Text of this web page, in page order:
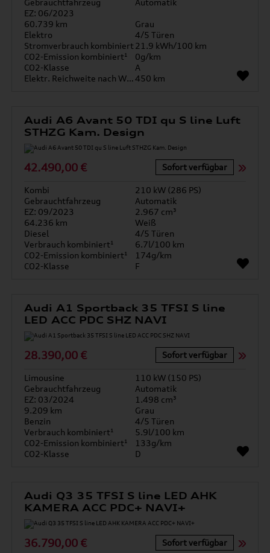
Gebrauchtfahrzeug
Automatik
EZ: 06/2023
60.739 km
Grau
Elektro
4/5 Türen
Stromverbrauch kombiniert21.9 kWh/100 km
CO2-Emission kombiniert¹
0g/km
CO2-Klasse
A
Elektr. Reichweite nach WLTP*450 km
Audi A6 Avant 50 TDI qu S line Luft
STHZG Kam. Design
42.490,00 € Sofort verfügbar
Kombi
210 kW (286 PS)
Gebrauchtfahrzeug
Automatik
EZ: 09/2023
2.967 cm³
64.236 km
Weiß
Diesel
4/5 Türen
Verbrauch kombiniert¹
6.7l/100 km
CO2-Emission kombiniert¹
174g/km
CO2-Klasse
F
Audi A1 Sportback 35 TFSI S line
LED ACC PDC SHZ NAVI
28.390,00 € Sofort verfügbar
Limousine
110 kW (150 PS)
Gebrauchtfahrzeug
Automatik
EZ: 03/2024
1.498 cm³
9.209 km
Grau
Benzin
4/5 Türen
Verbrauch kombiniert¹
5.9l/100 km
CO2-Emission kombiniert¹
133g/km
CO2-Klasse
D
Audi Q3 35 TFSI S line LED AHK
KAMERA ACC PDC+ NAVI+
36.790,00 € Sofort verfügbar